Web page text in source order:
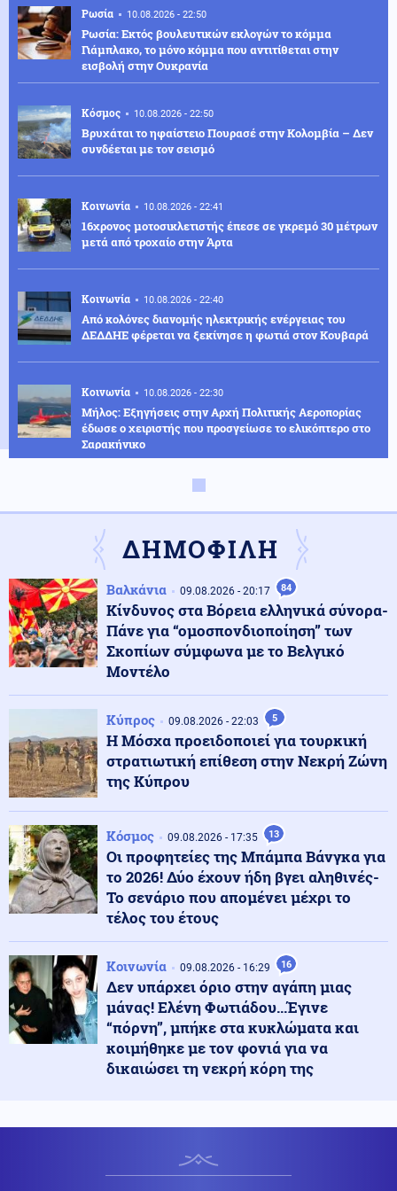
Ρωσία 10.08.2026 - 22:50
Ρωσία: Εκτός βουλευτικών εκλογών το κόμμα
Γιάμπλακο, το μόνο κόμμα που αντιτίθεται στην
εισβολή στην Ουκρανία
Κόσμος 10.08.2026 - 22:50
Βρυχάται το ηφαίστειο Πουρασέ στην Κολομβία – Δεν
συνδέεται με τον σεισμό
Κοινωνία 10.08.2026 - 22:41
16χρονος μοτοσικλετιστής έπεσε σε γκρεμό 30 μέτρων
μετά από τροχαίο στην Άρτα
Κοινωνία 10.08.2026 - 22:40
Από κολόνες διανομής ηλεκτρικής ενέργειας του
ΔΕΔΔΗΕ φέρεται να ξεκίνησε η φωτιά στον Κουβαρά
Κοινωνία 10.08.2026 - 22:30
Μήλος: Εξηγήσεις στην Αρχή Πολιτικής Αεροπορίας
έδωσε ο χειριστής που προσγείωσε το ελικόπτερο στο
Σαρακήνικο
10.08.2026 - 22:20
Βαρύ οικονομικό τίμημα στην Ευρώπη από τον
καύσωνα
Κόσμος 10.08.2026 - 22:11
Αλεξάντερ Ντούγκιν: Ο Αντίχριστος είναι ήδη εδώ-
Όταν έπεσε ο Κατέχων, άνοιξε ρήγμα στο ίδιο το είναι
και ο υιός της απωλείας εισήλθε
ρεύμα αεροπλάνου στο αεροδρόμιο Σκιάθου
ΗΠΑ 10.08.2026 - 22:00
ΗΠΑ: Ο Ιούλιος ήταν ο θερμότερος μήνας που έχει
ποτέ καταγραφεί στη χώρα
Κοινωνία 10.08.2026 - 22:00
Δημοσία δαπάνη θα τελεστεί η κηδεία του Στέλιου
Ράμφου
Κόσμος 10.08.2026 - 21:50
Το ηφαιστειακό νέφος της Αίτνας διέσχισε τη
Μεσόγειο και έφτασε μέχρι τη Λιβύη
Κόσμος 10.08.2026 - 21:47
Ομάν: Tεράστια πετρελαιοκηλίδα 400 τετραγωνικών
Εσωτερική Ασφάλεια 10.08.2026 - 21:40
Καλύτερη η εικόνα της φωτιάς έξω από τη Χαλκίδα
ΔΗΜΟΦΙΛΗ
Βαλκάνια 09.08.2026 - 20:17 84
Κίνδυνος στα Βόρεια ελληνικά σύνορα-
Πάνε για “ομοσπονδιοποίηση” των
Σκοπίων σύμφωνα με το Βελγικό
Μοντέλο
Κύπρος 09.08.2026 - 22:03 5
Η Μόσχα προειδοποιεί για τουρκική
στρατιωτική επίθεση στην Νεκρή Ζώνη
της Κύπρου
Κόσμος 09.08.2026 - 17:35 13
Οι προφητείες της Μπάμπα Βάνγκα για
το 2026! Δύο έχουν ήδη βγει αληθινές-
Το σενάριο που απομένει μέχρι το
τέλος του έτους
Κοινωνία 09.08.2026 - 16:29 16
Δεν υπάρχει όριο στην αγάπη μιας
μάνας! Ελένη Φωτιάδου...Έγινε
“πόρνη”, μπήκε στα κυκλώματα και
κοιμήθηκε με τον φονιά για να
δικαιώσει τη νεκρή κόρη της